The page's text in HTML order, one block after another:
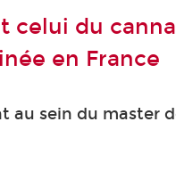
celui du
en France
au sein du master